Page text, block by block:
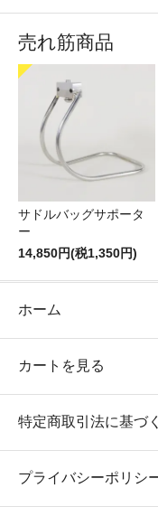
売れ筋商品
サドルバッグサポータ
ー
14,850円(税1,350円)
ホーム
カートを見る
特定商取引法に基づ
プライバシーポリシ